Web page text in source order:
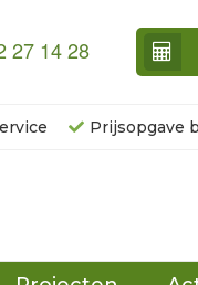
27 14 28
Prijsopgave